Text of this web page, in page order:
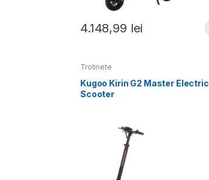
4.148,99 lei
Trotinete
Kugoo Kirin G2 Master Electric
Scooter